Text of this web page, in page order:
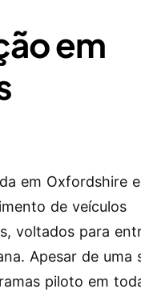
em
em Oxfordshire
de veículos
voltados para
Apesar de uma
piloto em